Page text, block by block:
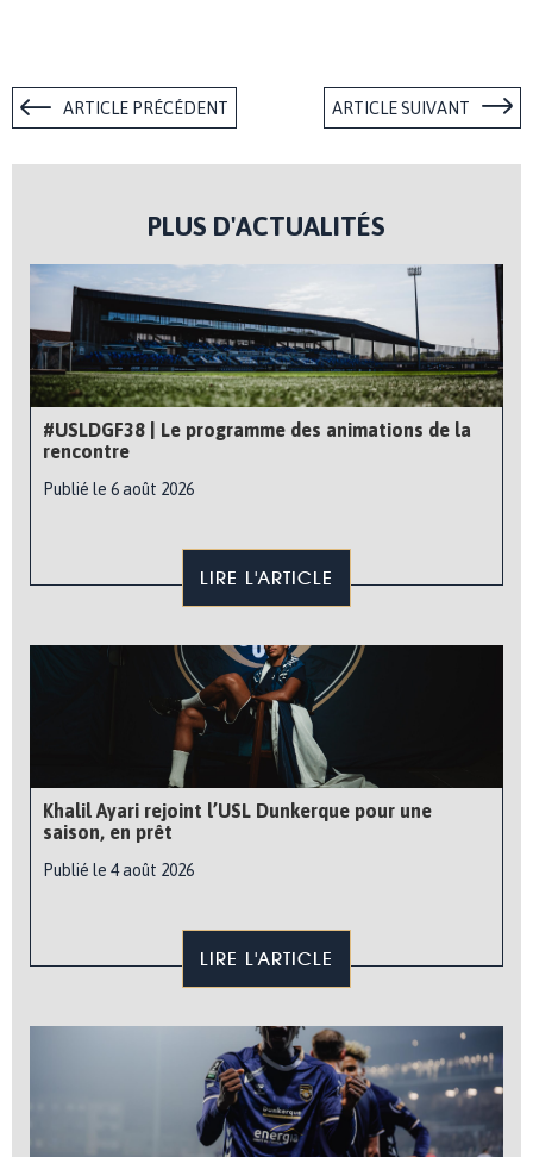
ARTICLE PRÉCÉDENT ARTICLE SUIVANT
PLUS D'ACTUALITÉS
#USLDGF38 | Le programme des animations de la
rencontre
Publié le 6 août 2026
LIRE L'ARTICLE
Khalil Ayari rejoint l’USL Dunkerque pour une
saison, en prêt
Publié le 4 août 2026
LIRE L'ARTICLE